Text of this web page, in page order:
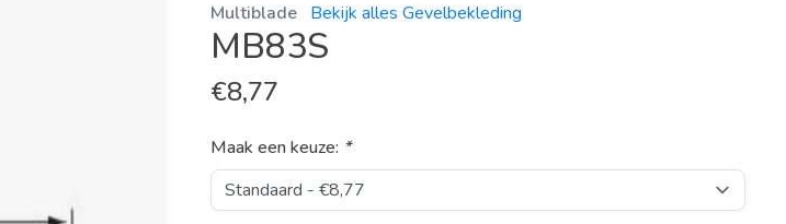
Multiblade Bekijk alles Gevelbekleding
MB83S
€8,77
Maak een keuze: *